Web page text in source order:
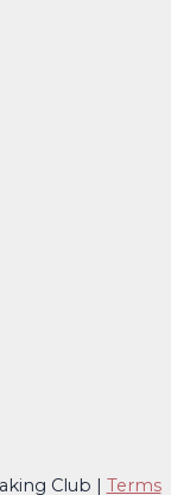
Club | Terms